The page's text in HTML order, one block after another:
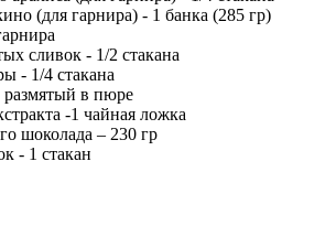
(для гарнира) - 1 банка (285 гр)
сливок - 1/2 стакана
- 1/4 стакана
в пюре
-1 чайная ложка
шоколада – 230 гр
- 1 стакан